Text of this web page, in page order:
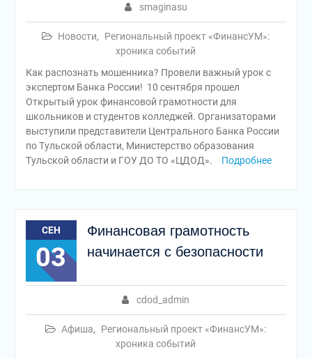
smaginasu
Новости,
Региональный проект «ФинансУМ»:
хроника событий
Как распознать мошенника? Провели важный урок с
экспертом Банка России! 10 сентября прошел
Открытый урок финансовой грамотности для
школьников и студентов колледжей. Организаторами
выступили представители Центрального Банка России
по Тульской области, Министерство образования
Тульской области и ГОУ ДО ТО «ЦДОД».
Подробнее
СЕН
03
Финансовая грамотность
начинается с безопасности
cdod_admin
Афиша,
Региональный проект «ФинансУМ»:
хроника событий